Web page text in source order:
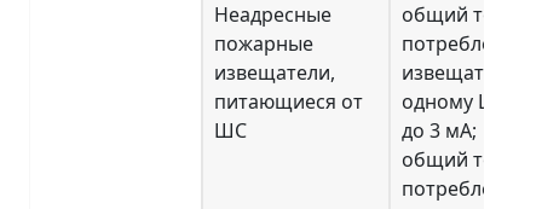
Неадресные
пожарные
извещатели,
питающиеся от
ШС
общий ток
потребления
извещателей
одному ШС
до 3 мА;
общий ток
потребления